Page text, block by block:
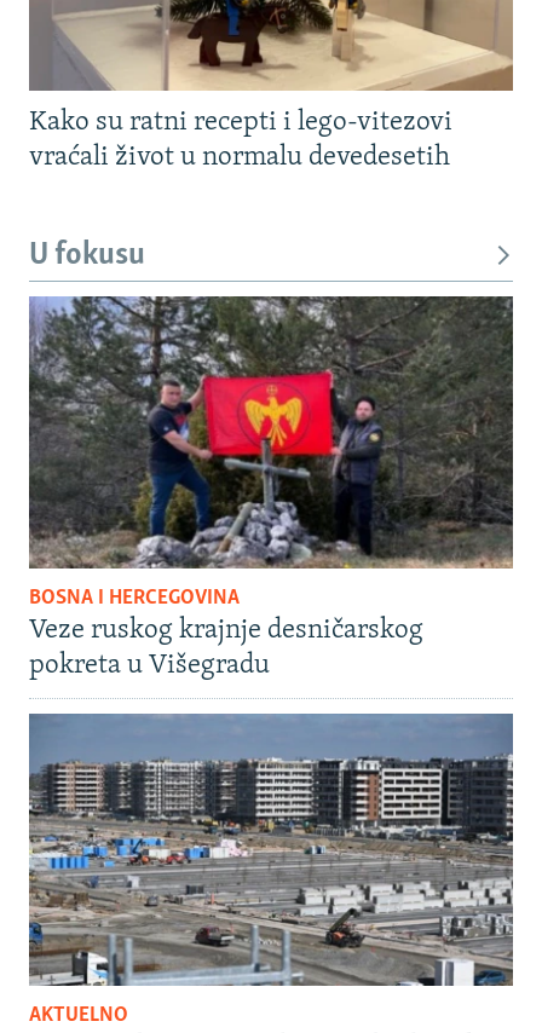
Kako su ratni recepti i lego-vitezovi
vraćali život u normalu devedesetih
U fokusu
BOSNA I HERCEGOVINA
Veze ruskog krajnje desničarskog
pokreta u Višegradu
AKTUELNO